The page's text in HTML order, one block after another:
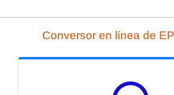
Conversor en línea de